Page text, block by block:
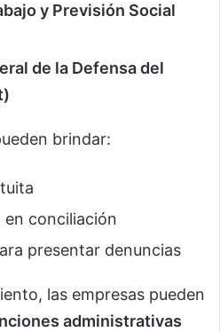
y Previsión Social
de la Defensa del
brindar:
conciliación
presentar denuncias
las empresas pueden
administrativas